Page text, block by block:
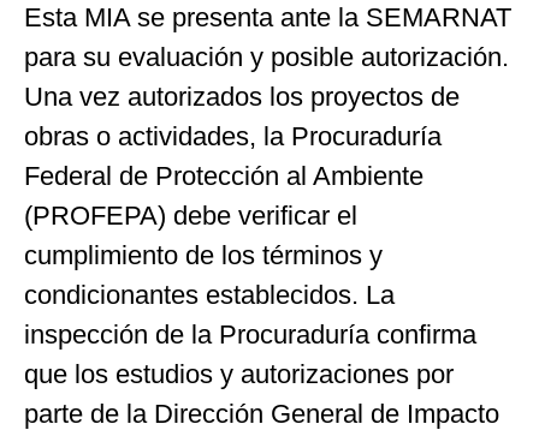
Esta MIA se presenta ante la SEMARNAT
para su evaluación y posible autorización.
Una vez autorizados los proyectos de
obras o actividades, la Procuraduría
Federal de Protección al Ambiente
(PROFEPA) debe verificar el
cumplimiento de los términos y
condicionantes establecidos. La
inspección de la Procuraduría confirma
que los estudios y autorizaciones por
parte de la Dirección General de Impacto